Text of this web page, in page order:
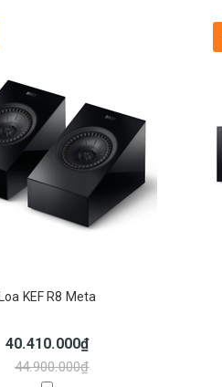
Loa KEF R8 Meta
40.410.000₫
44.900.000₫